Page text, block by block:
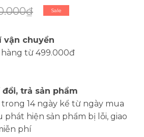
Sale
vận chuyển
từ 499.000đ
đổi, trả sản phẩm
14 ngày kể từ ngày mua
phát hiện sản phẩm bị lỗi, giao
phí